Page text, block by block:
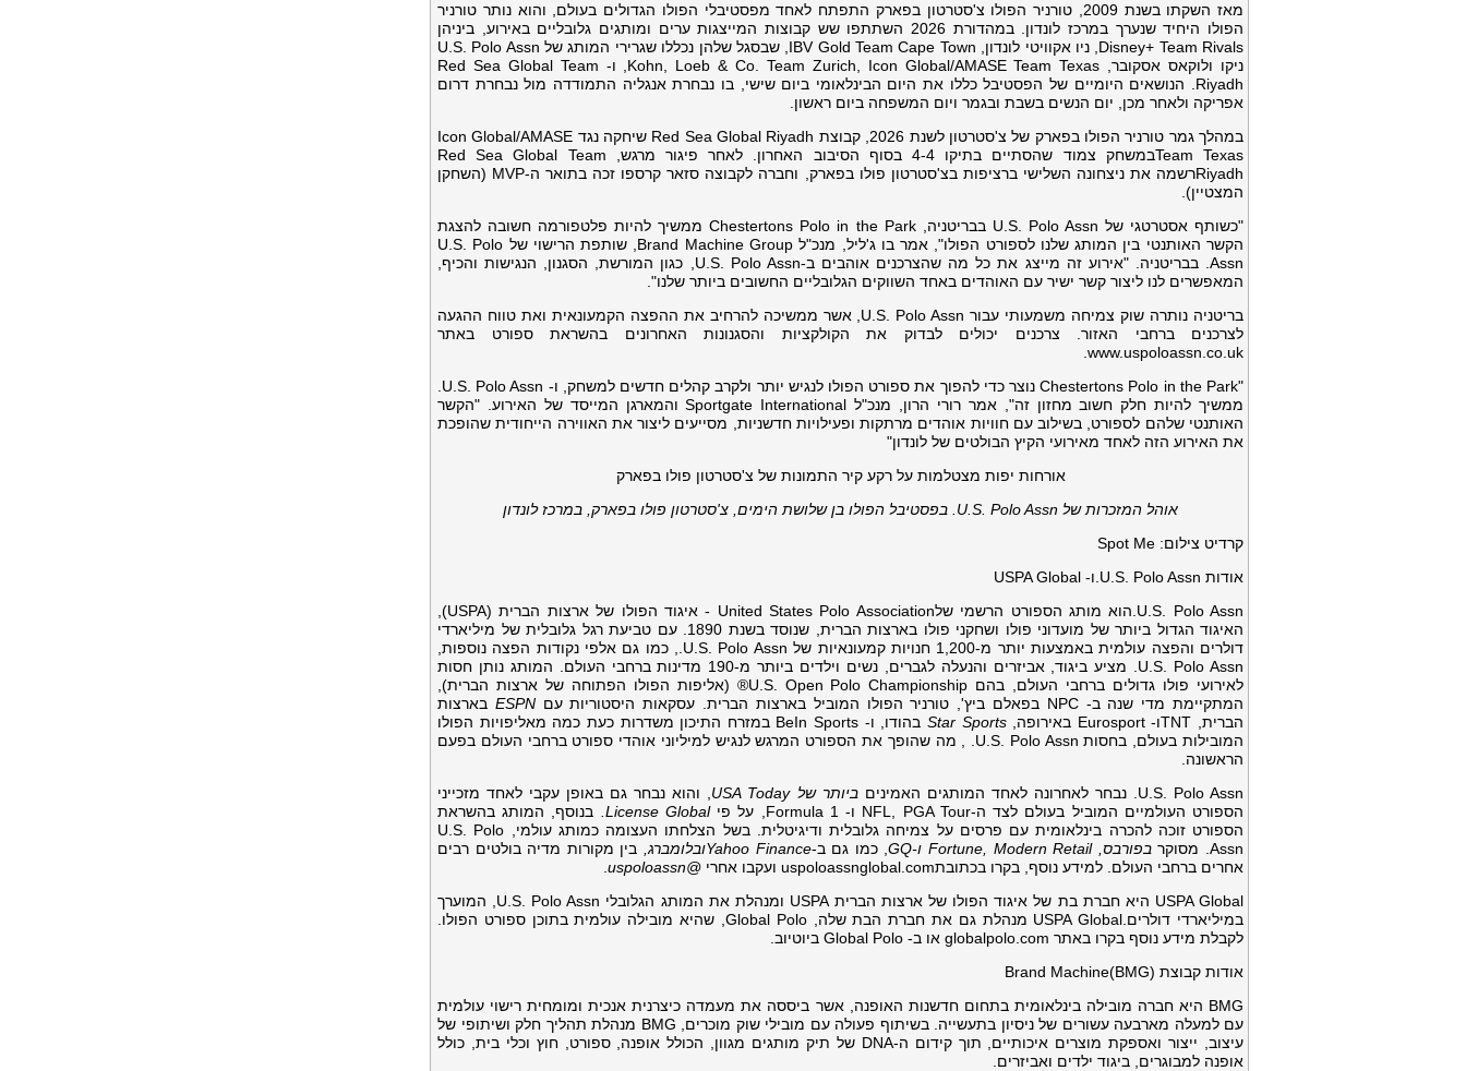
מאז השקתו בשנת 2009, טורניר הפולו צ'סטרטון בפארק התפתח לאחד מפסטיבלי הפולו הגדולים בעולם, והוא נותר טורניר
הפולו היחיד שנערך במרכז לונדון. במהדורת 2026 השתתפו שש קבוצות המייצגות ערים ומותגים גלובליים באירוע, ביניהן
Disney+ Team Rivals, ניו אקוויטי לונדון, IBV Gold Team Cape Town, שבסגל שלהן נכללו שגרירי המותג של U.S. Polo Assn
ניקו ולוקאס אסקובר, Kohn, Loeb & Co. Team Zurich, Icon Global/AMASE Team Texas, ו- Red Sea Global Team
Riyadh. הנושאים היומיים של הפסטיבל כללו את היום הבינלאומי ביום שישי, בו נבחרת אנגליה התמודדה מול נבחרת דרום
אפריקה ולאחר מכן, יום הנשים בשבת ובגמר ויום המשפחה ביום ראשון.
במהלך גמר טורניר הפולו בפארק של צ'סטרטון לשנת 2026, קבוצת Red Sea Global Riyadh שיחקה נגד Icon Global/AMASE
Team Texasבמשחק צמוד שהסתיים בתיקו 4-4 בסוף הסיבוב האחרון. לאחר פיגור מרגש, Red Sea Global Team
Riyadhרשמה את ניצחונה השלישי ברציפות בצ'סטרטון פולו בפארק, וחברה לקבוצה סזאר קרספו זכה בתואר ה-MVP (השחקן
המצטיין).
"כשותף אסטרטגי של U.S. Polo Assn בבריטניה, Chestertons Polo in the Park ממשיך להיות פלטפורמה חשובה להצגת
הקשר האותנטי בין המותג שלנו לספורט הפולו", אמר בו ג'ליל, מנכ"ל Brand Machine Group, שותפת הרישוי של U.S. Polo
Assn. בבריטניה. "אירוע זה מייצג את כל מה שהצרכנים אוהבים ב-U.S. Polo Assn, כגון המורשת, הסגנון, הנגישות והכיף,
המאפשרים לנו ליצור קשר ישיר עם האוהדים באחד השווקים הגלובליים החשובים ביותר שלנו".
בריטניה נותרה שוק צמיחה משמעותי עבור U.S. Polo Assn, אשר ממשיכה להרחיב את ההפצה הקמעונאית ואת טווח ההגעה
לצרכנים ברחבי האזור. צרכנים יכולים לבדוק את הקולקציות והסגנונות האחרונים בהשראת ספורט באתר
www.uspoloassn.co.uk.
ממשיך להיות חלק חשוב מחזון זה", אמר רורי הרון, מנכ"ל Sportgate International והמארגן המייסד של האירוע. "הקשר
האותנטי שלהם לספורט, בשילוב עם חוויות אוהדים מרתקות ופעילויות חדשניות, מסייעים ליצור את האווירה הייחודית שהופכת
את האירוע הזה לאחד מאירועי הקיץ הבולטים של לונדון"
אורחות יפות מצטלמות על רקע קיר התמונות של צ'סטרטון פולו בפארק
אוהל המזכרות של U.S. Polo Assn. בפסטיבל הפולו בן שלושת הימים, צ'סטרטון פולו בפארק, במרכז לונדון
קרדיט צילום: Spot Me
אודות U.S. Polo Assn.ו- USPA Global
U.S. Polo Assn.הוא מותג הספורט הרשמי שלUnited States Polo Association - איגוד הפולו של ארצות הברית (USPA),
האיגוד הגדול ביותר של מועדוני פולו ושחקני פולו בארצות הברית, שנוסד בשנת 1890. עם טביעת רגל גלובלית של מיליארדי
דולרים והפצה עולמית באמצעות יותר מ-1,200 חנויות קמעונאיות של U.S. Polo Assn., כמו גם אלפי נקודות הפצה נוספות,
U.S. Polo Assn. מציע ביגוד, אביזרים והנעלה לגברים, נשים וילדים ביותר מ-190 מדינות ברחבי העולם. המותג נותן חסות
לאירועי פולו גדולים ברחבי העולם, בהם U.S. Open Polo Championship® (אליפות הפולו הפתוחה של ארצות הברית),
המתקיימת מדי שנה ב- NPC בפאלם ביץ', טורניר הפולו המוביל בארצות הברית. עסקאות היסטוריות עם
ESPN בארצות
הברית, TNTו- Eurosport באירופה,
Star Sports
בהודו, ו- BeIn Sports במזרח התיכון משדרות כעת כמה מאליפויות הפולו
המובילות בעולם, בחסות U.S. Polo Assn. , מה שהופך את הספורט המרגש לנגיש למיליוני אוהדי ספורט ברחבי העולם בפעם
הראשונה.
U.S. Polo Assn. נבחר לאחרונה לאחד המותגים האמינים
ביותר של USA Today
, והוא נבחר גם באופן עקבי לאחד מזכייני
הספורט העולמיים המוביל בעולם לצד ה-NFL, PGA Tour ו- Formula 1, על פי
License Global
בנוסף, המותג בהשראת
הספורט זוכה להכרה בינלאומית עם פרסים על צמיחה גלובלית ודיגיטלית. בשל הצלחתו העצומה כמותג עולמי, U.S. Polo
Assn. מסוקר
בפורבס, Fortune Modern Retail ו-GQ, כמו גם ב-Yahoo Financeובלומברג, בין מקורות מדיה בולטים רבים
אחרים ברחבי העולם. למידע נוסף, בקרו בכתובתuspoloassnglobal.com ועקבו אחרי
@uspoloassn
USPA Global היא חברת בת של איגוד הפולו של ארצות הברית USPA ומנהלת את המותג הגלובלי U.S. Polo Assn, המוערך
במיליארדי דולרים.USPA Global מנהלת גם את חברת הבת שלה, Global Polo, שהיא מובילה עולמית בתוכן ספורט הפולו.
לקבלת מידע נוסף בקרו באתר globalpolo.com או ב- Global Polo ביוטיוב.
אודות קבוצת Brand Machine(BMG)
BMG היא חברה מובילה בינלאומית בתחום חדשנות האופנה, אשר ביססה את מעמדה כיצרנית אנכית ומומחית רישוי עולמית
עם למעלה מארבעה עשורים של ניסיון בתעשייה. בשיתוף פעולה עם מובילי שוק מוכרים, BMG מנהלת תהליך חלק ושיתופי של
עיצוב, ייצור ואספקת מוצרים איכותיים, תוך קידום ה-DNA של תיק מותגים מגוון, הכולל אופנה, ספורט, חוץ וכלי בית, כולל
אופנה למבוגרים, ביגוד ילדים ואביזרים.